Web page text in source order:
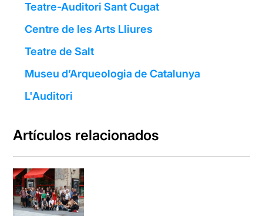
Teatre-Auditori Sant Cugat
Centre de les Arts Lliures
Teatre de Salt
Museu d’Arqueologia de Catalunya
L'Auditori
Artículos relacionados